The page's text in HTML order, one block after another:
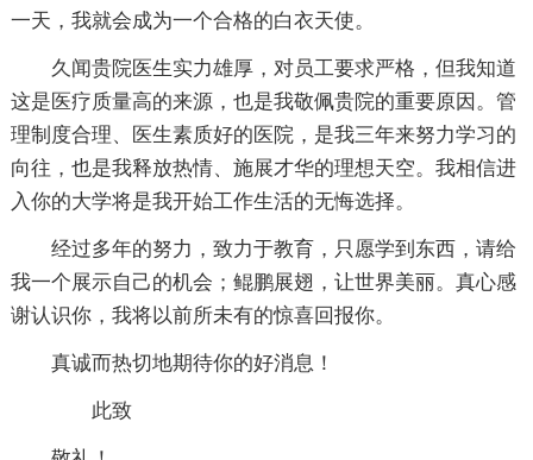
一天，我就会成为一个合格的白衣天使。
久闻贵院医生实力雄厚，对员工要求严格，但我知道
这是医疗质量高的来源，也是我敬佩贵院的重要原因。管
理制度合理、医生素质好的医院，是我三年来努力学习的
向往，也是我释放热情、施展才华的理想天空。我相信进
入你的大学将是我开始工作生活的无悔选择。
经过多年的努力，致力于教育，只愿学到东西，请给
我一个展示自己的机会；鲲鹏展翅，让世界美丽。真心感
谢认识你，我将以前所未有的惊喜回报你。
真诚而热切地期待你的好消息！
此致